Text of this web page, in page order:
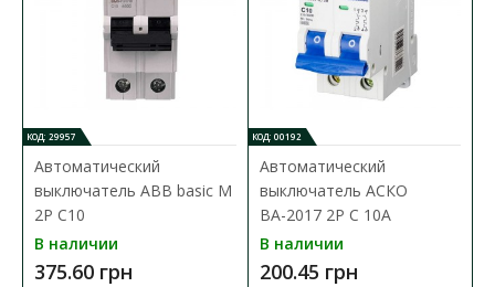
КОД: 29957
Автоматический
выключатель ABB basic M
2P C10
В наличии
375.60 грн
КОД: 00192
Автоматический
выключатель АСКО
ВА-2017 2Р C 10А
В наличии
200.45 грн